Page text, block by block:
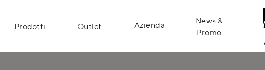
Prodotti Outlet Azienda
News &
Promo